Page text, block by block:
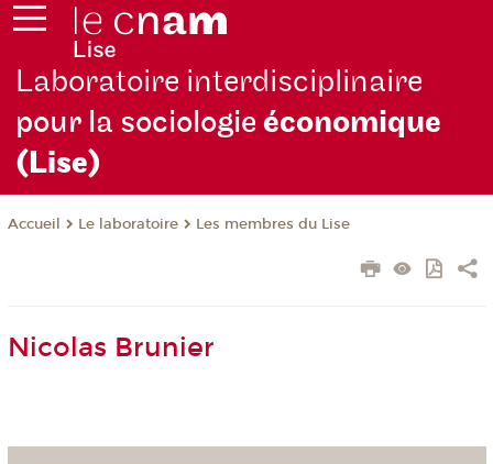
Laboratoire interdisciplinaire
pour la sociologieéconomique
(Lise)
Accueil Le laboratoire Les membres du Lise
Nicolas Brunier